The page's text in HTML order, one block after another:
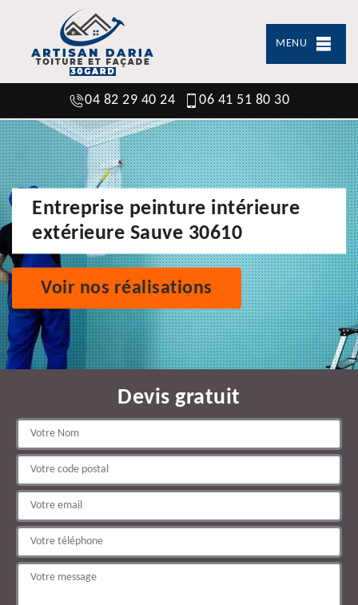
MENU
04 82 29 40 24 06 41 51 80 30
Entreprise peinture intérieure
extérieure Sauve 30610
Voir nos réalisations
Devis gratuit